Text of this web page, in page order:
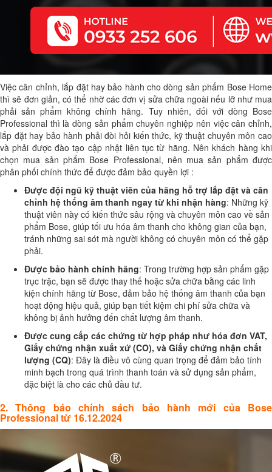
Việc cân chỉnh, lắp đặt hay bảo hành cho dòng sản phẩm Bose Home
thì sẽ đơn giản, có thể nhờ các đơn vị sửa chữa ngoài nếu lỡ như mua
phải sản phẩm không chính hãng. Tuy nhiên, đối với dòng Bose
Professional thì là dòng sản phẩm chuyên nghiệp nên việc cân chỉnh,
lắp đặt hay bảo hành phải đòi hỏi kiến thức, kỹ thuật chuyên môn cao
và phải được đào tạo cập nhật liên tục từ hãng. Nên khách hàng khi
chọn mua sản phẩm Bose Professional, nên mua sản phẩm được
phân phối chính thức để được đảm bảo quyền lợi :
Được đội ngũ kỹ thuật viên của hãng hỗ trợ lắp đặt và cân
chỉnh hệ thống âm thanh ngay từ khi nhận hàng: Những kỹ
thuật viên này có kiến thức sâu rộng và chuyên môn cao về sản
phẩm Bose, giúp tối ưu hóa âm thanh cho không gian của bạn,
tránh những sai sót mà người không có chuyên môn có thể gặp
phải.
Được bảo hành chính hãng: Trong trường hợp sản phẩm gặp
trục trặc, bạn sẽ được thay thế hoặc sửa chữa bằng các linh
kiện chính hãng từ Bose, đảm bảo hệ thống âm thanh của bạn
hoạt động hiệu quả, giúp bạn tiết kiệm chi phí sửa chữa và
không bị ảnh hưởng đến chất lượng âm thanh.
Được cung cấp các chứng từ hợp pháp như hóa đơn VAT,
Giấy chứng nhận xuất xứ (CO), và Giấy chứng nhận chất
lượng (CQ): Đây là điều vô cùng quan trọng để đảm bảo tính
minh bạch trong quá trình thanh toán và sử dụng sản phẩm,
đặc biệt là cho các chủ đầu tư.
2. Thông báo chính sách bảo hành mới của Bose
Professional từ 16.12.2024